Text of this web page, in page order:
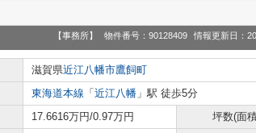
【事務所】 物件番号：90128409 情報更新日：
滋賀県近江八幡市鷹飼町
東海道本線 「 近江八幡 」駅 徒歩5分
17.6616万円/0.97万円
坪数(面